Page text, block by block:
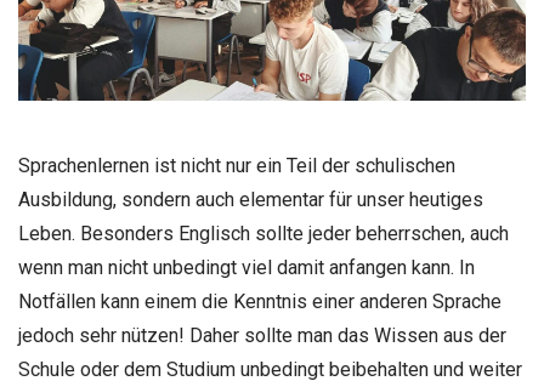
Sprachenlernen ist nicht nur ein Teil der schulischen
Ausbildung, sondern auch elementar für unser heutiges
Leben. Besonders Englisch sollte jeder beherrschen, auch
wenn man nicht unbedingt viel damit anfangen kann. In
Notfällen kann einem die Kenntnis einer anderen Sprache
jedoch sehr nützen! Daher sollte man das Wissen aus der
Schule oder dem Studium unbedingt beibehalten und weiter